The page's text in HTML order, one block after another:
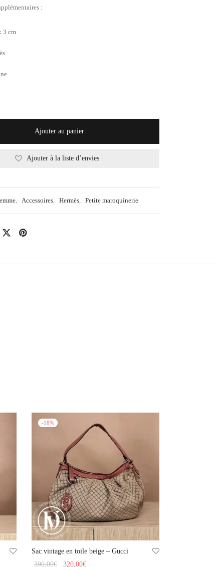
:
3 cm
Ajouter au panier
Ajouter à la liste d’envies
, Accessoires, Hermès, Petite maroquinerie
-18%
Sac vintage en toile beige – Gucci
390,00€ Le prix
320,00€